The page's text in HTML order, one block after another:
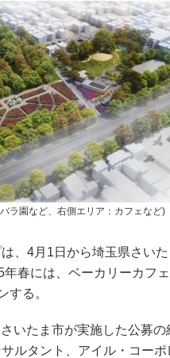
ラ園など、右側エリア：カフェなど)
、4月1日から埼玉県さい
春には、ベーカリーカフ
する。
いたま市が実施した公募の
ルタント、アイル・コーポ